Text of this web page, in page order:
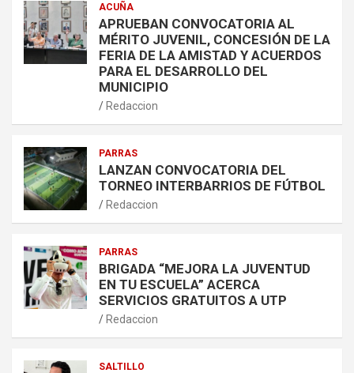
ACUÑA
APRUEBAN CONVOCATORIA AL
MÉRITO JUVENIL, CONCESIÓN DE LA
FERIA DE LA AMISTAD Y ACUERDOS
PARA EL DESARROLLO DEL
MUNICIPIO
Redaccion
PARRAS
LANZAN CONVOCATORIA DEL
TORNEO INTERBARRIOS DE FÚTBOL
Redaccion
PARRAS
BRIGADA “MEJORA LA JUVENTUD
EN TU ESCUELA” ACERCA
SERVICIOS GRATUITOS A UTP
Redaccion
SALTILLO